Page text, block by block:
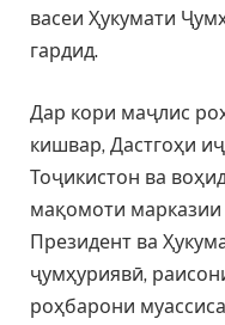
васеи Ҳукумати
гардид.
Дар кори маҷлис
кишвар, Дастгоҳи
Тоҷикистон ва
мақомоти марказии
Президент ва
ҷумҳуриявӣ,
роҳбарони